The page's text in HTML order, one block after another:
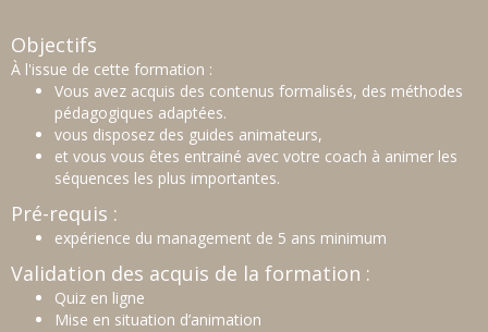
Objectifs
À l'issue de cette formation :
Vous avez acquis des contenus formalisés, des méthodes
pédagogiques adaptées.
vous disposez des guides animateurs,
et vous vous êtes entrainé avec votre coach à animer les
séquences les plus importantes.
Pré-requis :
expérience du management de 5 ans minimum
Validation des acquis de la formation :
Quiz en ligne
Mise en situation d’animation